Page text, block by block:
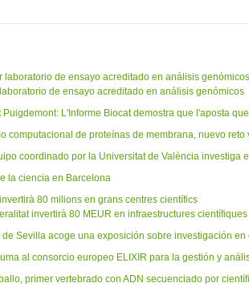
laboratorio de ensayo acreditado en análisis genómicos
de ensayo acreditado en análisis genómicos
L'Informe Biocat demostra que l'aposta
computacional de proteínas de membrana, nuevo reto
coordinado por la Universitat de València
la ciencia en Barcelona
80 milions en grans centres científics
invertirà 80 MEUR en infraestructures
de Sevilla acoge una exposición sobre investigación
al consorcio europeo ELIXIR para la gestión y
primer vertebrado con ADN secuenciado por